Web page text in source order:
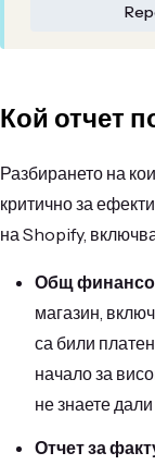
Кой отчет
Разбирането на
критично за
на Shopify,
Общ
магазин,
са били
начало за
не знаете
Отчет за